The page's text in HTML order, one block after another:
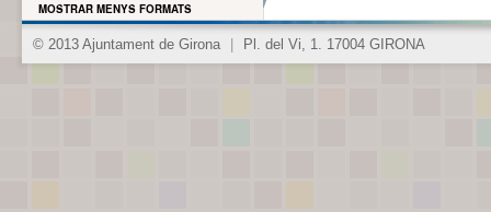
MOSTRAR MENYS FORMATS
© 2013 Ajuntament de Girona Pl. del Vi, 1. 17004 GIRONA